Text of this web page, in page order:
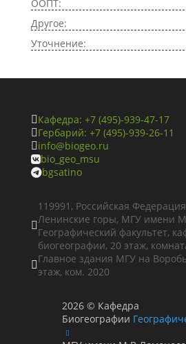
ООПТ:
Другое:
Уточнение:
Кафедра: +7 (495)-939-47-17
Гербарий: +7 (495)-939-26-11
info@biogeo.ru
bio_geo_msu
bgsatino

119991, Российская
Ленинские горы, МГУ имени
Географический факультет,
биогеографии, 20 этаж,
Главное здания МГУ на
этаж, ком. 2020
2026 © Кафедра
Биогеографии